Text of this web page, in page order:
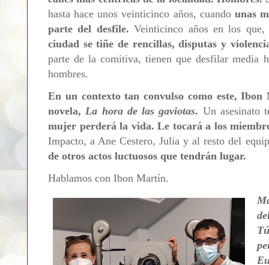
hasta hace unos veinticinco años, cuando unas
parte del desfile. Veinticinco años en los
ciudad se tiñe de rencillas, disputas y
parte de la comitiva, tienen que desfilar media
hombres.
En un contexto tan convulso como este,
novela,La hora de las gaviotas. Un asesinato
mujer perderá la vida. Le tocará a los
Impacto, a Ane Cestero, Julia y al resto del
de otros actos luctuosos que tendrán lugar.
Hablamos con Ibon Martín.